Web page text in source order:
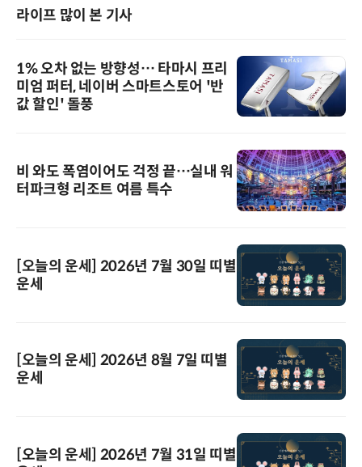
라이프 많이 본 기사
1% 오차 없는 방향성… 타마시 프리
미엄 퍼터, 네이버 스마트스토어 '반
값 할인' 돌풍
비 와도 폭염이어도 걱정 끝…실내 워
터파크형 리조트 여름 특수
[오늘의 운세] 2026년 7월 30일 띠별
운세
[오늘의 운세] 2026년 8월 7일 띠별
운세
[오늘의 운세] 2026년 7월 31일 띠별